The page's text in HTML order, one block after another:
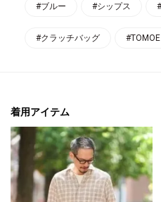
#ブルー #シップス
#クラッチバッグ #TOMOE
着用アイテム